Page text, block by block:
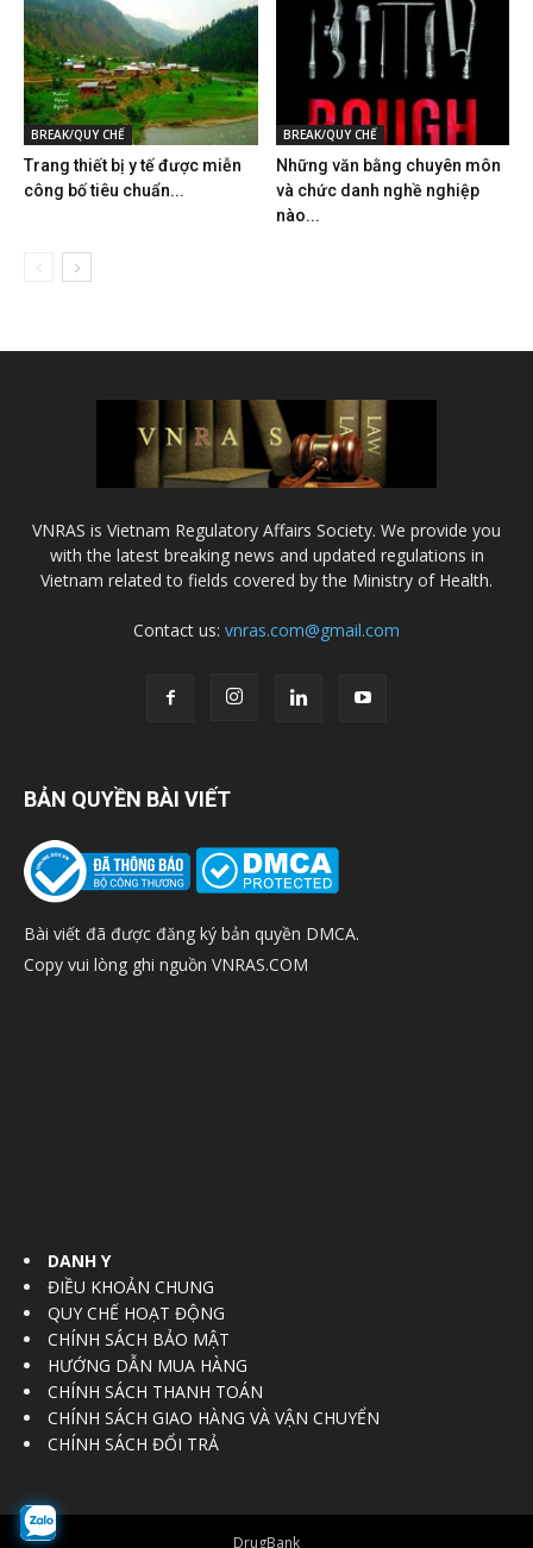
BREAK/QUY CHẾ
Trang thiết bị y tế được miễn
công bố tiêu chuẩn...
BREAK/QUY CHẾ
Những văn bằng chuyên môn
và chức danh nghề nghiệp
nào...
VNRAS is Vietnam Regulatory Affairs Society. We provide you
with the latest breaking news and updated regulations in
Vietnam related to fields covered by the Ministry of Health.
Contact us: vnras.com@gmail.com
BẢN QUYỀN BÀI VIẾT
Bài viết đã được đăng ký bản quyền DMCA.
Copy vui lòng ghi nguồn VNRAS.COM
DANH Y
ĐIỀU KHOẢN CHUNG
QUY CHẾ HOẠT ĐỘNG
CHÍNH SÁCH BẢO MẬT
HƯỚNG DẪN MUA HÀNG
CHÍNH SÁCH THANH TOÁN
CHÍNH SÁCH GIAO HÀNG VÀ VẬN CHUYỂN
CHÍNH SÁCH ĐỔI TRẢ
DrugBank